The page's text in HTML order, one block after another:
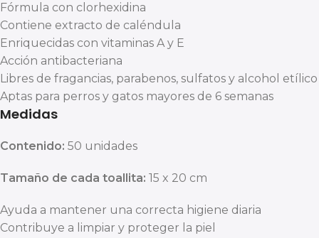
Fórmula con clorhexidina
Contiene extracto de caléndula
Enriquecidas con vitaminas A y E
Acción antibacteriana
Libres de fragancias, parabenos, sulfatos y alcohol etílico
Aptas para perros y gatos mayores de 6 semanas
Medidas
Contenido: 50 unidades
Tamaño de cada toallita: 15 x 20 cm
Ayuda a mantener una correcta higiene diaria
Contribuye a limpiar y proteger la piel